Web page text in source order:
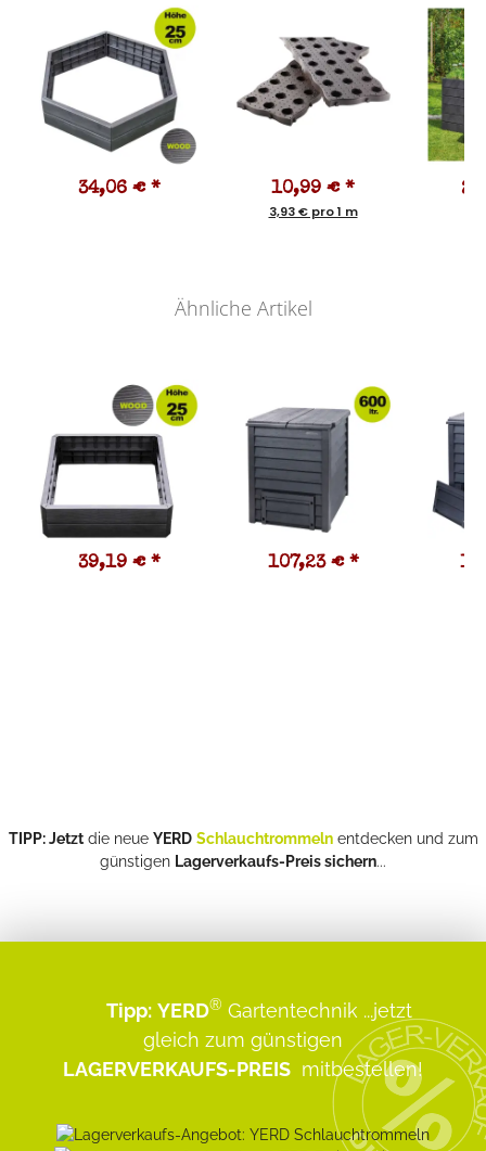
34,06 € * 10,99 € *
3,93 € pro 1 m
Ähnliche Artikel
39,19 € * 107,23 € *
TIPP: Jetztdie neue YERD Schlauchtrommelnentdecken und zum
günstigen Lagerverkaufs-Preis sichern...
Tipp: YERD® Gartentechnik ...jetzt
gleich zum günstigen
LAGERVERKAUFS-PREIS mitbestellen!